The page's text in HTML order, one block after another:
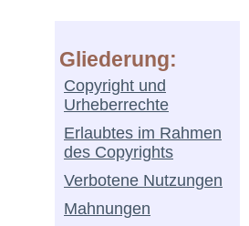
Gliederung:
Copyright und
Urheberrechte
Erlaubtes im Rahmen
des Copyrights
Verbotene Nutzungen
Mahnungen